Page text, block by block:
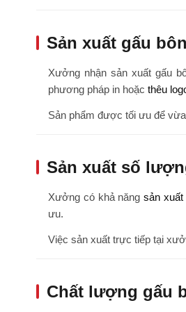
Sản xuất gấu
Xưởng nhận sản xuất gấu
phương pháp in hoặc thêu
Sản phẩm được tối ưu để
Sản xuất số
Xưởng có khả năngsản xuất
ưu.
Việc sản xuất trực tiếp tại
Chất lượng gấu